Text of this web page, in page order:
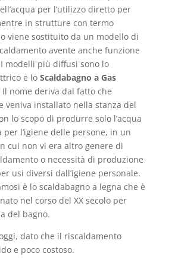
per l’utilizzo diretto per
in strutture con termo
viene sostituito da un modello di
avente anche funzione
modelli più diffusi sono lo
e lo Scaldabagno a Gas
Il nome deriva dal fatto che
veniva installato nella stanza del
lo scopo di produrre solo l’acqua
per l’igiene delle persone, in un
cui non vi era altro genere di
o necessità di produzione
usi diversi dall’igiene personale.
è lo scaldabagno a legna che è
nel corso del XX secolo per
del bagno.
dato che il riscaldamento
e poco costoso.